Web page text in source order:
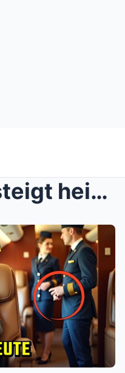
Der Boss besteigt heimlich seine eigene Fluggesell...